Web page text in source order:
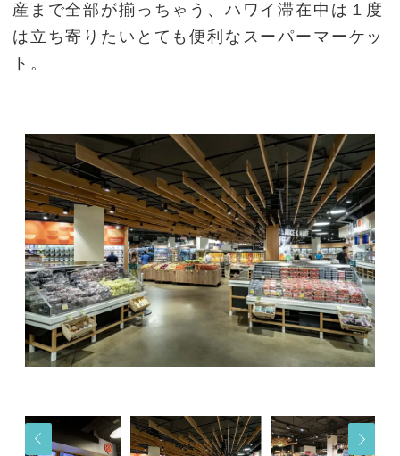
産まで全部が揃っちゃう、ハワイ滞在中は１度
は立ち寄りたいとても便利なスーパーマーケッ
ト。